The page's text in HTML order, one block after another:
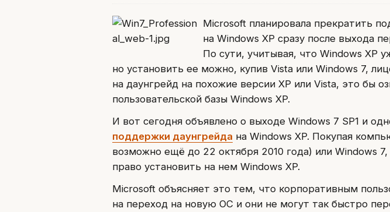
Microsoft планировала прекратить
на Windows XP сразу после выхода
По сути, учитывая, что Windows XP
но установить ее можно, купив Vista или Windows 7,
на даунгрейд на похожие версии XP или Vista, это бы
пользовательской базы Windows XP.
И вот сегодня объявлено о выходе Windows 7 SP1 и
поддержки даунгрейда на Windows XP. Покупая
возможно ещё до 22 октября 2010 года) или Windows
право установить на нем Windows XP.
Microsoft объясняет это тем, что корпоративным
на переход на новую ОС и они не могут так быстро